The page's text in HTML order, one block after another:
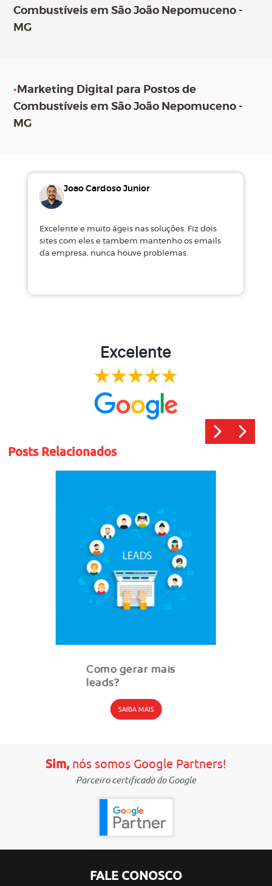
Combustíveis em São João Nepomuceno -
MG
• Marketing Digital para Postos de
Combustíveis em São João Nepomuceno -
MG
Joao Cardoso Junior
Excelente e muito ágeis nas soluções. Fiz dois
sites com eles e tambem mantenho os emails
da empresa, nunca houve problemas.
Excelente
Posts Relacionados
Como gerar mais
leads?
SAIBA MAIS
Sim,nós somos Google Partners!
Parceiro certificado do Google
FALE CONOSCO